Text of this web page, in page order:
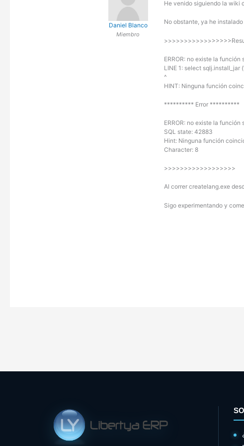
Daniel Blanco
Miembro
He venido siguiendo la wiki
No obstante, ya he
ERROR: no existe la
LINE 1: select sqlj.install_jar
^
HINT: Ninguna función
********** Error **********
ERROR: no existe la
SQL state: 42883
Hint: Ninguna función
Character: 8
>>>>>>>>>>>>>>>>>>
Al correr createlang.exe
Sigo experimentando y